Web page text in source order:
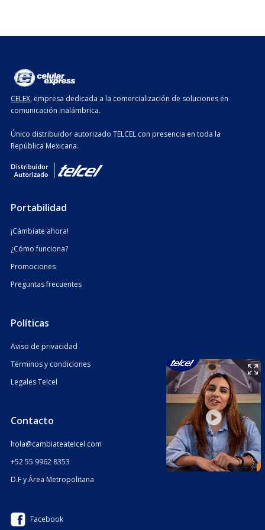
CELEX, empresa dedicada a la comercialización de soluciones en
comunicación inalámbrica.
Único distribuidor autorizado TELCEL con presencia en toda la
República Mexicana.
Portabilidad
¡Cámbiate ahora!
¿Cómo funciona?
Promociones
Preguntas frecuentes
Políticas
Aviso de privacidad
Términos y condiciones
Legales Telcel
Contacto
hola@cambiateatelcel.com
+52 55 9962 8353
D.F y Área Metropolitana
Facebook